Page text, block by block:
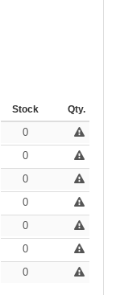
144-287 288 + More
Stock Qty.
19.54
0
19.54
0
19.54
0
19.54
0
19.54
0
5.52
0
9.52
0